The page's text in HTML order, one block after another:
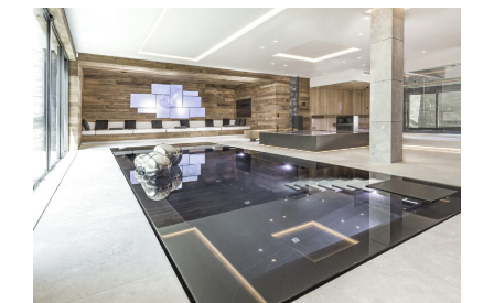
Home
Individueller Innenausbau
Hotellerie / Gastronomie
Private Residence
Unternehmen / Produktion
Showroom
Online-Möbelprogramm
Partner
Jobs